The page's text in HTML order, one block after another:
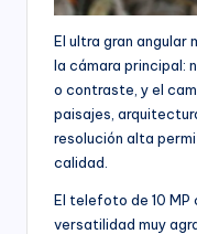
El ultra gran angular
la cámara principal:
o contraste, y el
paisajes,
resolución alta
calidad.
El telefoto de 10 MP
versatilidad muy